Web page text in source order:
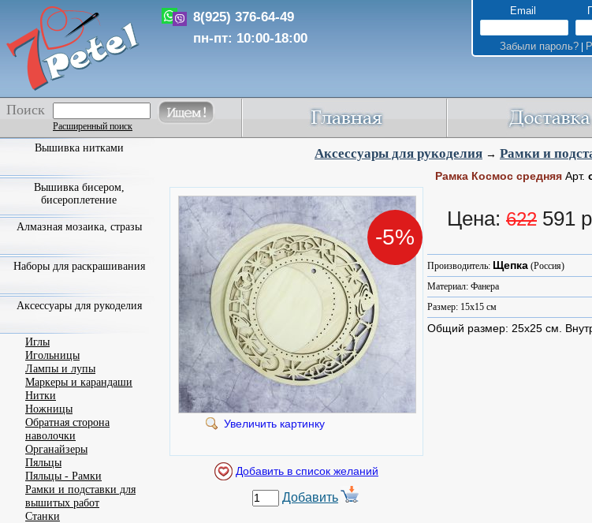
8(925) 376-64-49
пн-пт: 10:00-18:00
Email
Забыли пароль?|
Поиск
Расширенный поиск
Аксессуары для рукоделия → Рамки и
Рамка Космос средняяАрт.
-5%
Увеличить картинку
Добавить
Цена: 622 591
Производитель: Щепка (Россия)
Материал: Фанера
Размер: 15x15 см
Общий размер: 25х25 см.
Вышивка нитками
Вышивка бисером,
бисероплетение
Алмазная мозаика, стразы
Наборы для раскрашивания
Аксессуары для рукоделия
Иглы
Игольницы
Лампы и лупы
Маркеры и карандаши
Нитки
Ножницы
Обратная сторона
наволочки
Органайзеры
Пяльцы
Пяльцы - Рамки
Рамки и подставки для
вышитых работ
Станки